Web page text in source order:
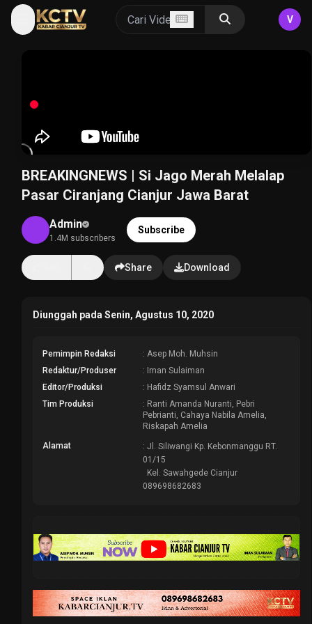
V
BREAKINGNEWS | Si Jago Merah Melalap
Pasar Ciranjang Cianjur Jawa Barat
Admin
1.4M subscribers
Subscribe
Share Download
Diunggah pada Senin, Agustus 10, 2020
Pemimpin Redaksi
: Asep Moh. Muhsin
Redaktur/Produser
: Iman Sulaiman
Editor/Produksi
: Hafidz Syamsul Anwari
Tim Produksi
: Ranti Amanda Nuranti, Pebri
Pebrianti, Cahaya Nabila Amelia,
Riskapah Amelia
Alamat
: Jl. Siliwangi Kp. Kebonmanggu RT.
01/15
Kel. Sawahgede Cianjur
089698682683